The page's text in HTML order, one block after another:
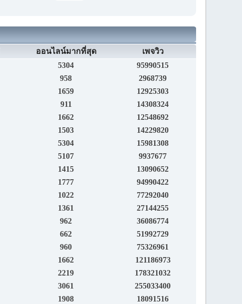
ออนไลน์มากที่สุด
เพจวิว
5304
95990515
958
2968739
1659
12925303
911
14308324
1662
12548692
1503
14229820
5304
15981308
5107
9937677
1415
13090652
1777
94990422
1022
77292040
1361
27144255
962
36086774
662
51992729
960
75326961
1662
121186973
2219
178321032
3061
255033400
1908
18091516